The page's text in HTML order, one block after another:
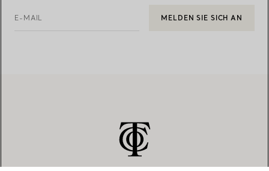
E-MAIL MELDEN SIE SICH AN